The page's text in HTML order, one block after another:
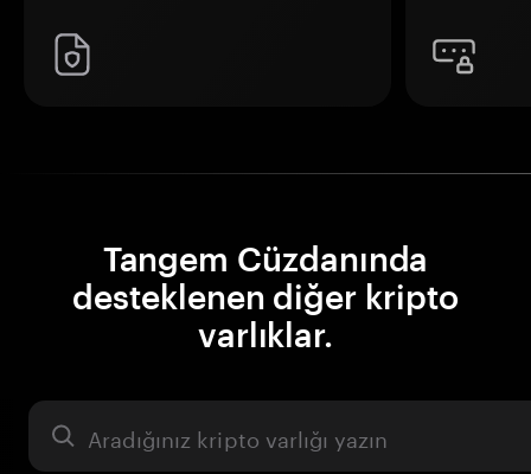
Tangem Cüzdanında
desteklenen diğer kripto
varlıklar.
Varlık